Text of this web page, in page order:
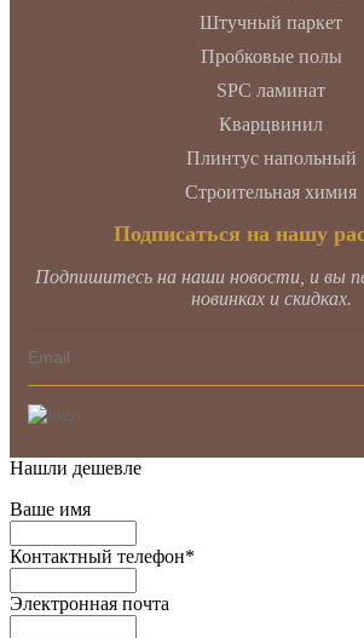
Штучный паркет
Пробковые полы
SPC ламинат
Кварцвинил
Плинтус напольный
Строительная химия
Подписаться на нашу
Подпишитесь на наши новости, и вы
новинках и скидках.
Нашли дешевле
Ваше имя
Контактный телефон*
Электронная почта